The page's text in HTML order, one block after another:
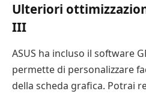
Ulteriori
III
ASUS ha incluso il software
permette di personalizzare
della scheda grafica. Potrai